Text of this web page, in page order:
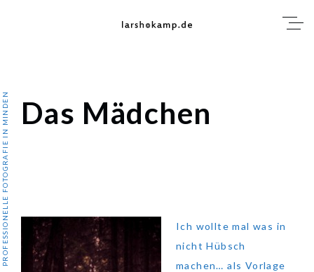
PROFESSIONELLE FOTOGRAFIE IN MINDEN Das Mädchen
Das Mädchen
Ich wollte mal was in
nicht Hübsch
machen… als Vorlage